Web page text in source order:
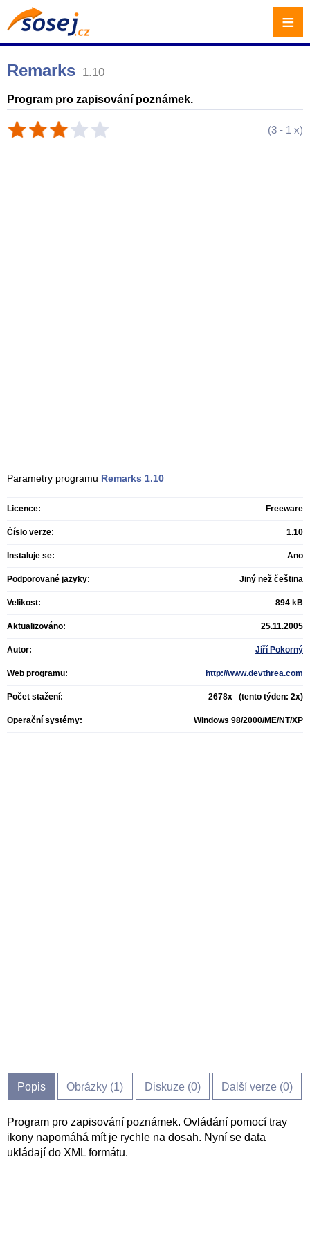
Remarks 1.10
Program pro zapisování poznámek.
(3 - 1 x)
Parametry programu Remarks 1.10
Licence: Freeware
Číslo verze: 1.10
Instaluje se: Ano
Podporované jazyky: Jiný než čeština
Velikost: 894 kB
Aktualizováno: 25.11.2005
Autor: Jiří Pokorný
Web programu: http://www.devthrea.com
Počet stažení: 2678x (tento týden: 2x)
Operační systémy: Windows 98/2000/ME/NT/XP
Popis Obrázky (1) Diskuze (0) Další verze (0)
Program pro zapisování poznámek. Ovládání pomocí tray
ikony napomáhá mít je rychle na dosah. Nyní se data
ukládají do XML formátu.
≡